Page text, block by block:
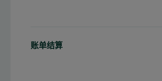
账单结算